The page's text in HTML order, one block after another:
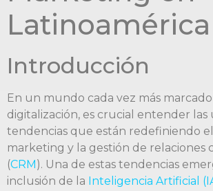
Latinoamérica
Introducción
En un mundo cada vez más
digitalización, es crucial entender las
tendencias que están redefiniendo
marketing y la gestión de relaciones
(CRM). Una de estas tendencias
inclusión de la Inteligencia Artificial